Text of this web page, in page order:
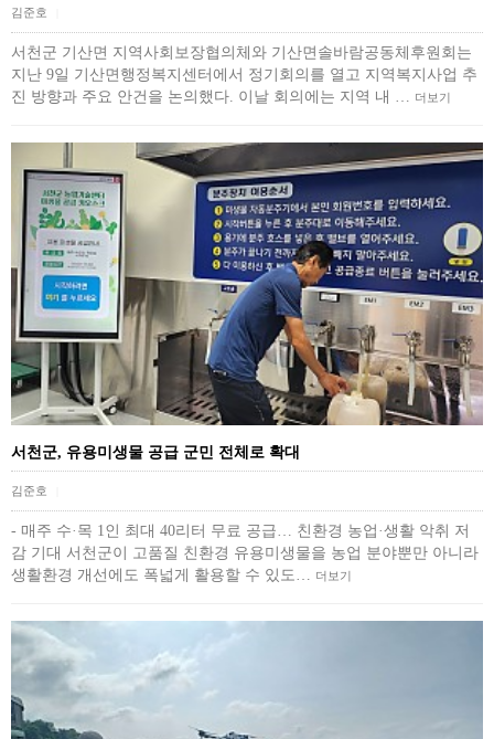
김준호
서천군 기산면 지역사회보장협의체와 기산면솔바람공동체후원회는
지난 9일 기산면행정복지센터에서 정기회의를 열고 지역복지사업 추
진 방향과 주요 안건을 논의했다. 이날 회의에는 지역 내 …
더보기
서천군, 유용미생물 공급 군민 전체로 확대
김준호
- 매주 수·목 1인 최대 40리터 무료 공급… 친환경 농업·생활 악취 저
감 기대 서천군이 고품질 친환경 유용미생물을 농업 분야뿐만 아니라
생활환경 개선에도 폭넓게 활용할 수 있도… 더보기